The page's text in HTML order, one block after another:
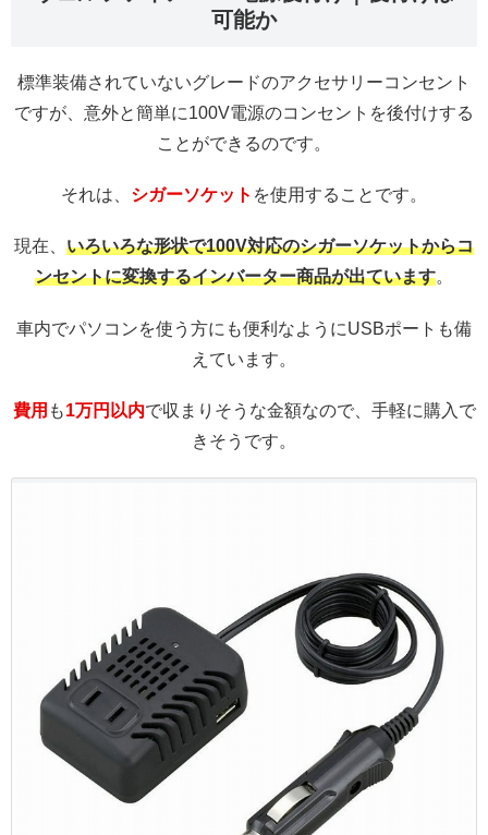
可能か
標準装備されていないグレードのアクセサリーコンセント
ですが、意外と簡単に100V電源のコンセントを後付けする
ことができるのです。
それは、 シガーソケット を使用することです。
現在、 いろいろな形状で100V対応のシガーソケットからコ
ンセントに変換するインバーター商品が出ています。
車内でパソコンを使う方にも便利なようにUSBポートも備
えています。
費用 も1万円以内で収まりそうな金額なので、手軽に購入で
きそうです。